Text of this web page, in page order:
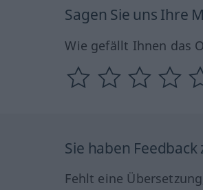
Sagen Sie uns Ihre
Wie gefällt Ihnen das
Sie haben
Fehlt eine